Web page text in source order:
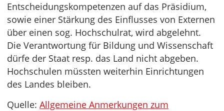
Entscheidungskompetenzen auf das Präsidium,
sowie einer Stärkung des Einflusses von Externen
über einen sog. Hochschulrat, wird abgelehnt.
Die Verantwortung für Bildung und Wissenschaft
dürfe der Staat resp. das Land nicht abgeben.
Hochschulen müssten weiterhin Einrichtungen
des Landes bleiben.
Quelle: Allgemeine Anmerkungen zum